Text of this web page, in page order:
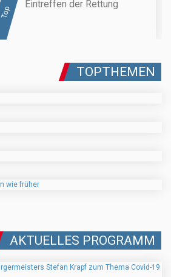
Top
Eintreffen der Rettung
TOPTHEMEN
AKTUELLES PROGRAMM